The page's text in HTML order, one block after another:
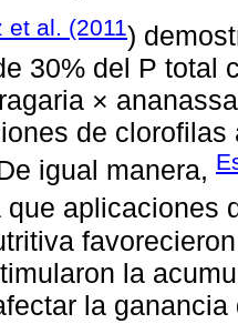
et al. (2011)
30% del P total
×
de
igual manera,
que aplicaciones
la
la